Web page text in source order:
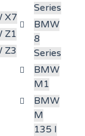
X7
Z1
Z3
Series
BMW
8
Series
BMW
M1
BMW
M
135 I